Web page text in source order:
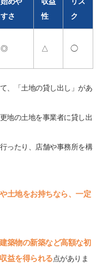
すさ
性
ク
◎ △ ◯
、「土地の貸し出し」があ
地の土地を事業者に貸し出
ったり、店舗や事務所を構
土地をお持ちなら、一定
築物の新築など高額な初
益を得られる点がありま